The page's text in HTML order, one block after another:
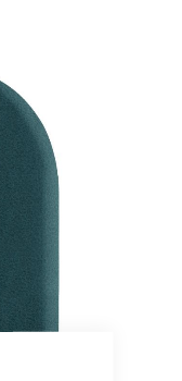
Stylowe
Komoda
Poduchy